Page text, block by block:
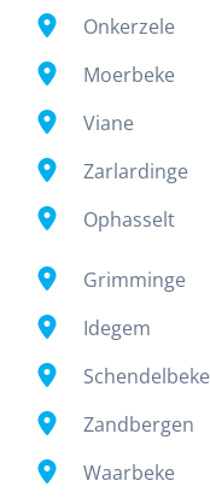
Onkerzele
Moerbeke
Viane
Zarlardinge
Ophasselt
Grimminge
Idegem
Schendelbeke
Zandbergen
Waarbeke